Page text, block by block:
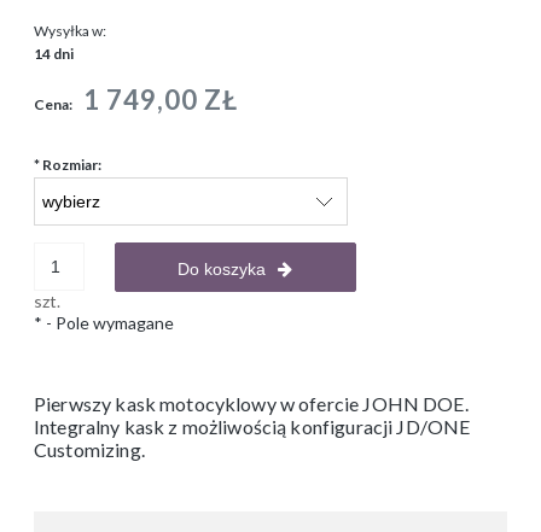
Wysyłka w:
14 dni
Cena: 1 749,00 ZŁ
* Rozmiar:
szt.
Do koszyka
* - Pole wymagane
Pierwszy kask motocyklowy w ofercie JOHN DOE.
Integralny kask z możliwością konfiguracji JD/ONE
Customizing.